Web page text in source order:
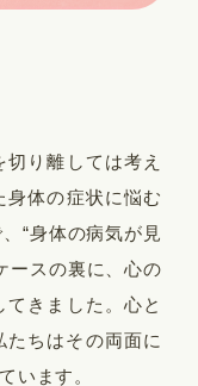
り離しては考え
身体の症状に悩む
“身体の病気が見
ースの裏に、心の
きました。心と
ちはその両面に
います。